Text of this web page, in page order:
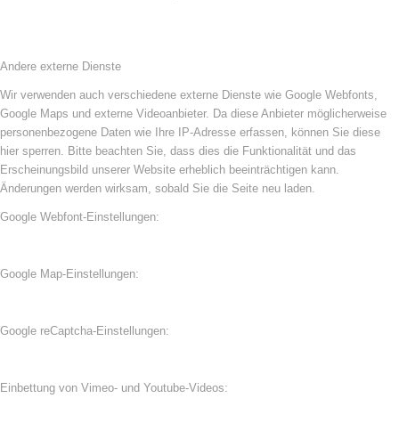
Andere externe Dienste
Wir verwenden auch verschiedene externe Dienste wie Google Webfonts,
Google Maps und externe Videoanbieter. Da diese Anbieter möglicherweise
personenbezogene Daten wie Ihre IP-Adresse erfassen, können Sie diese
hier sperren. Bitte beachten Sie, dass dies die Funktionalität und das
Erscheinungsbild unserer Website erheblich beeinträchtigen kann.
Änderungen werden wirksam, sobald Sie die Seite neu laden.
Google Webfont-Einstellungen:
Google Map-Einstellungen:
Google reCaptcha-Einstellungen:
Einbettung von Vimeo- und Youtube-Videos: